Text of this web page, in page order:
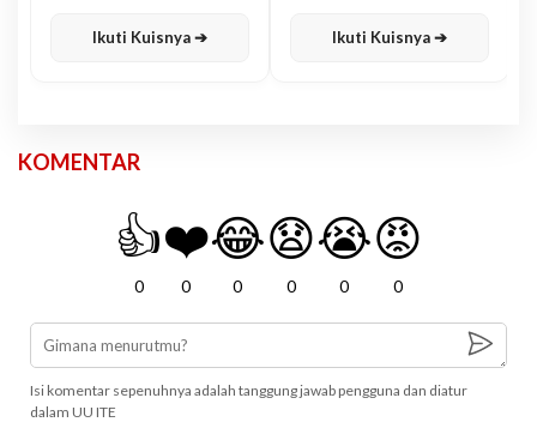
Ikuti Kuisnya ➔ Ikuti Kuisnya ➔
KOMENTAR
👍
0
❤️
0
😂
0
😧
0
😭
0
😡
0
Isi komentar sepenuhnya adalah tanggung jawab pengguna dan diatur
dalam UU ITE